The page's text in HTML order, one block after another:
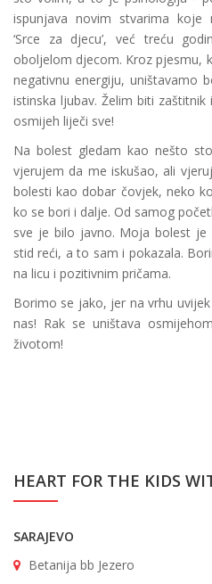
ispunjava novim stvarima koje
‘Srce za djecu’, već treću
oboljelom djecom. Kroz pjesmu,
negativnu energiju, uništavamo
istinska ljubav. Želim biti
osmijeh liječi sve!
Na bolest gledam kao nešto
vjerujem da me iskušao, ali
bolesti kao dobar čovjek, neko
ko se bori i dalje. Od samog
sve je bilo javno. Moja bolest
stid reći, a to sam i pokazala.
na licu i pozitivnim pričama.
Borimo se jako, jer na vrhu
nas! Rak se uništava
životom!
HEART FOR THE KIDS
SARAJEVO
Betanija bb Jezero